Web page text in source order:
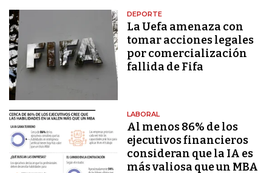
DEPORTE
La Uefa amenaza con
tomar acciones legales
por comercialización
fallida de Fifa
LABORAL
Al menos 86% de los
ejecutivos financieros
consideran que la IA es
más valiosa que un MBA